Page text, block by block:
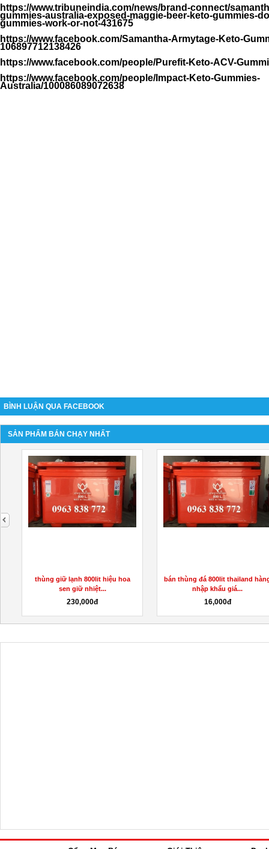
https://www.tribuneindia.com/news/brand-connect/
gummies-australia-exposed-maggie-beer-keto-gummies-
gummies-work-or-not-431675
https://www.facebook.com/Samantha-Armytage-Keto-
106897712138426
https://www.facebook.com/people/Purefit-Keto-ACV-
https://www.facebook.com/people/Impact-Keto-Gummies-
Australia/100086089072638
BÌNH LUẬN QUA FACEBOOK
SẢN PHẨM BÁN CHẠY NHẤT
thùng giữ lạnh 800lit hiệu hoa
sen giữ nhiệt...
230,000đ
bán thùng đá 800lit thailand
nhập khẩu giá...
16,000đ
next